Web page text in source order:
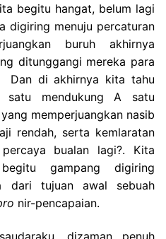
begitu hangat, belum lagi
digiring menuju percaturan
buruh akhirnya
ditunggangi mereka para
Dan di akhirnya kita tahu
satu mendukung A satu
memperjuangkan nasib
rendah, serta kemlaratan
bualan lagi?. Kita
gampang digiring
dari tujuan awal sebuah
nir-pencapaian.